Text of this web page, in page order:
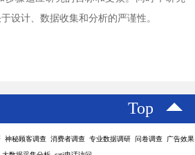
设计、数据收集和分析的严谨性。
Top
神秘顾客调查 消费者调查 专业数据调研 问卷调查 广告效果